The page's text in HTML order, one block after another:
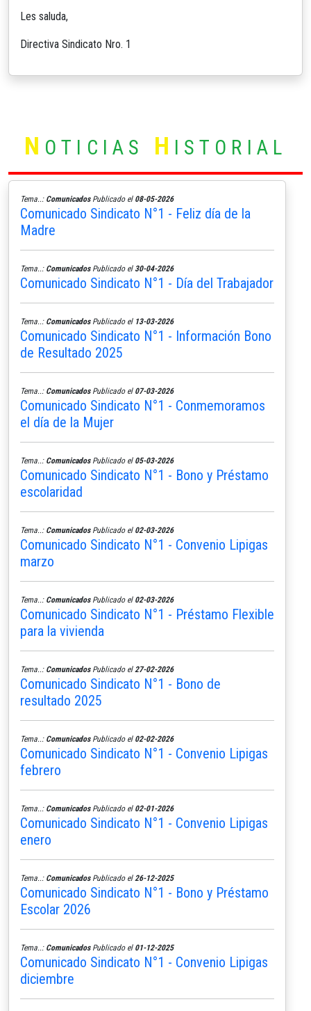
Les saluda,
Directiva Sindicato Nro. 1
N OTICIAS H ISTORIAL
Tema..: ComunicadosPublicado el 08-05-2026
Comunicado Sindicato N°1 - Feliz día de la
Madre
Tema..: ComunicadosPublicado el 30-04-2026
Comunicado Sindicato N°1 - Día del Trabajador
Tema..: ComunicadosPublicado el 13-03-2026
Comunicado Sindicato N°1 - Información Bono
de Resultado 2025
Tema..: ComunicadosPublicado el 07-03-2026
Comunicado Sindicato N°1 - Conmemoramos
el día de la Mujer
Tema..: ComunicadosPublicado el 05-03-2026
Comunicado Sindicato N°1 - Bono y Préstamo
escolaridad
Tema..: ComunicadosPublicado el 02-03-2026
Comunicado Sindicato N°1 - Convenio Lipigas
marzo
Tema..: ComunicadosPublicado el 02-03-2026
Comunicado Sindicato N°1 - Préstamo Flexible
para la vivienda
Tema..: ComunicadosPublicado el 27-02-2026
Comunicado Sindicato N°1 - Bono de
resultado 2025
Tema..: ComunicadosPublicado el 02-02-2026
Comunicado Sindicato N°1 - Convenio Lipigas
febrero
Tema..: ComunicadosPublicado el 02-01-2026
Comunicado Sindicato N°1 - Convenio Lipigas
enero
Tema..: ComunicadosPublicado el 26-12-2025
Comunicado Sindicato N°1 - Bono y Préstamo
Escolar 2026
Tema..: ComunicadosPublicado el 01-12-2025
Comunicado Sindicato N°1 - Convenio Lipigas
diciembre